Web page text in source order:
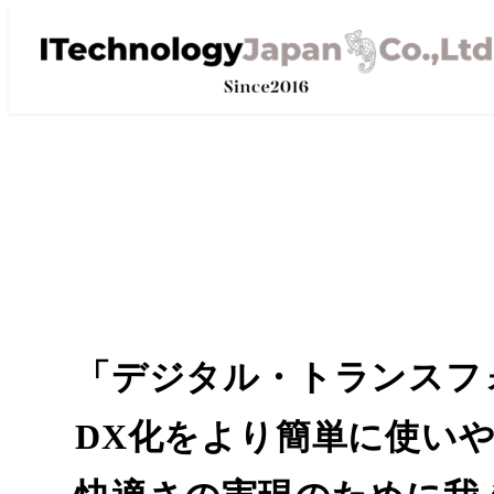
「デジタル・トランス
DX化をより簡単に使い